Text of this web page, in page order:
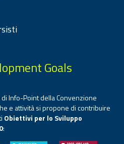
Goals
di Info-Point della Convenzione
e attività si propone di contribuire
Obiettivi per lo Sviluppo
: